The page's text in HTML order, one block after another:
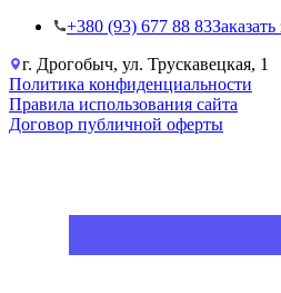
+38‎0 (93) 677 88 83
г. Дрогобыч, ул. Трускавецкая, 1
Политика конфиденциальности
Правила использования сайта
Договор публичной оферты